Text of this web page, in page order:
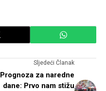
Sljedeći Članak
Prognoza za naredne
dane: Prvo nam stižu